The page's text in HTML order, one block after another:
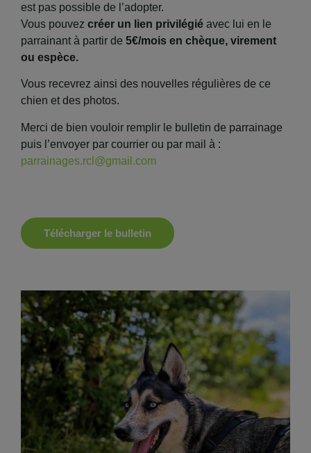
est pas possible de l’adopter.
Vous pouvez créer un lien privilégié avec lui en le
parrainant à partir de 5€/mois en chèque, virement
ou espèce.
Vous recevrez ainsi des nouvelles régulières de ce
chien et des photos.
Merci de bien vouloir remplir le bulletin de parrainage
puis l’envoyer par courrier ou par mail à :
parrainages.rcl@gmail.com
Télécharger le bulletin